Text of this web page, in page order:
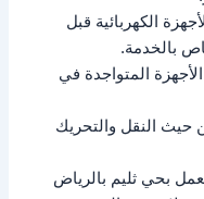
الكهربائية قبل
بالخدمة.
المتواجدة في
حيث النقل والتحريك
بحي ثليم بالرياض